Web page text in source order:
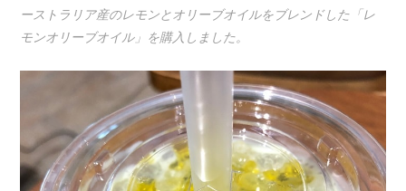
ーストラリア産のレモンとオリーブオイルをブレンドした「レ
モンオリーブオイル」を購入しました。